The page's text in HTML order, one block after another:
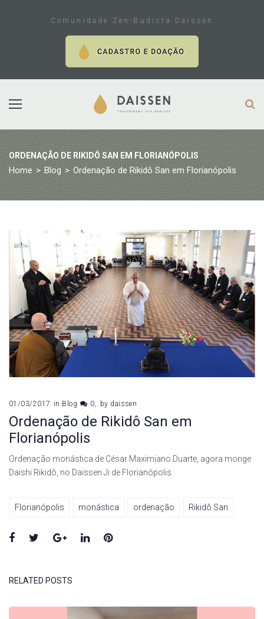
Comunidade Zen-Budista Daissen
ORDENAÇÃO DE RIKIDÔ SAN EM FLORIANÓPOLIS
Home > Blog > Ordenação de Rikidô San em Florianópolis
01/03/2017 in Blog 0 by daissen
Ordenação de Rikidô San em
Florianópolis
Ordenação monástica de César Maximiano Duarte, agora monge
Daishi Rikidô, no Daissen Ji de Florianópolis.
Florianópolis monástica ordenação Rikidô San
Facebook
TwitterGoogle+LinkedInPinterest
RELATED POSTS